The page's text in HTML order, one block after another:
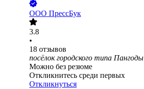
ООО ПрессБук
3.8
•
18 отзывов
посёлок городского типа Пангоды
Можно без резюме
Откликнитесь среди первых
Откликнуться